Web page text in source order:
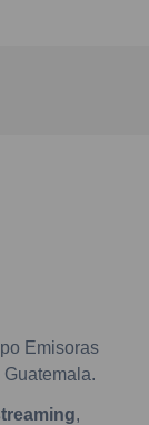
Emisoras
,